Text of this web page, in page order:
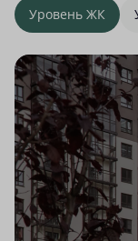
Уровень ЖК